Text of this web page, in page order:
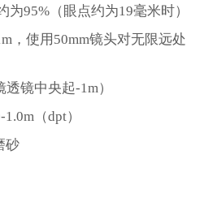
95%（眼点约为19毫米时）
，使用50mm镜头对无限远处
镜中央起-1m）
（dpt）
砂